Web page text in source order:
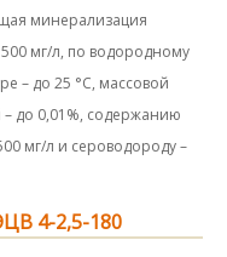
минерализация
мг/л, по водородному
– до 25 °С, массовой
до 0,01%, содержанию
мг/л и сероводороду –
4-2,5-180